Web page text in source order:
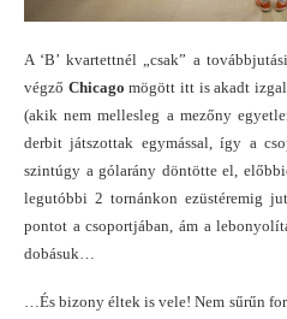
A ‘B’ kvartettnél „csak” a
végző Chicago mögött itt is akadt
(akik nem mellesleg a mezőny
derbit játszottak egymással, így a
szintúgy a gólarány döntötte el,
legutóbbi 2 tornánkon ezüstéremig
pontot a csoportjában, ám a
dobásuk…
…És bizony éltek is vele! Nem sűrűn